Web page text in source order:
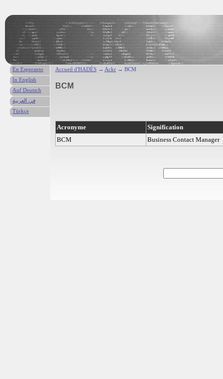
Accueil d'HADÈS → Ackr → BCM
BCM
Acronyme
Signification
BCM
Business Contact Manager
En Esperanto
In English
Auf Deutsch
في العربية
Türkçe